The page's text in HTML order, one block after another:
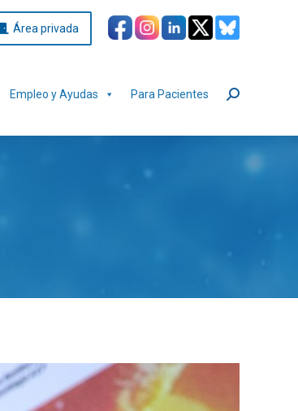
Área privada
Empleo y Ayudas Para Pacientes Buscar: